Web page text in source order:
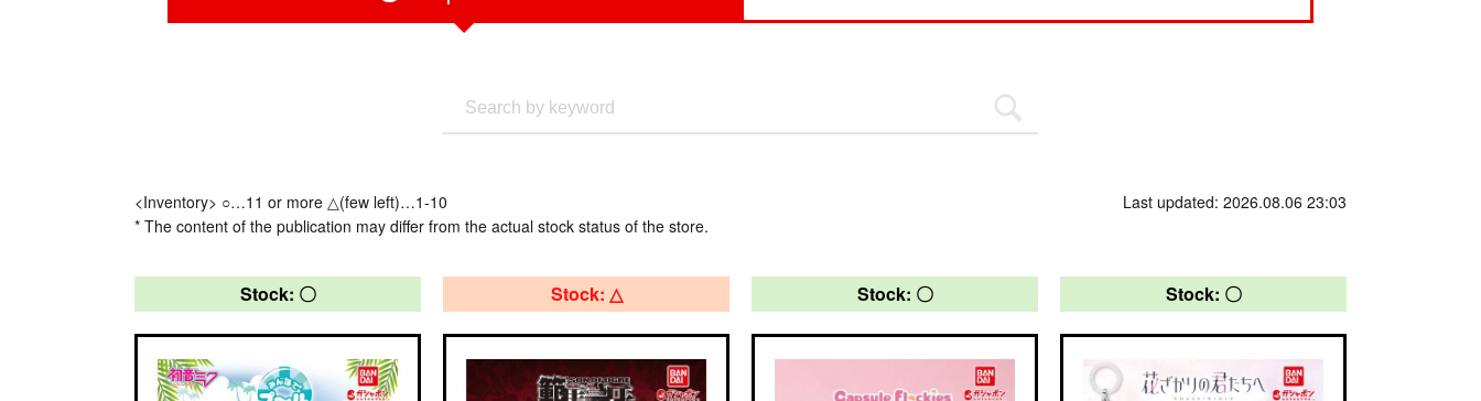
<Inventory> ○…11 or more △(few left)…1-10
* The content of the publication may differ from the actual stock status of the store.
Last updated: 2026.08.06 23:03
Stock: 〇 Stock: △ Stock: 〇 Stock: 〇